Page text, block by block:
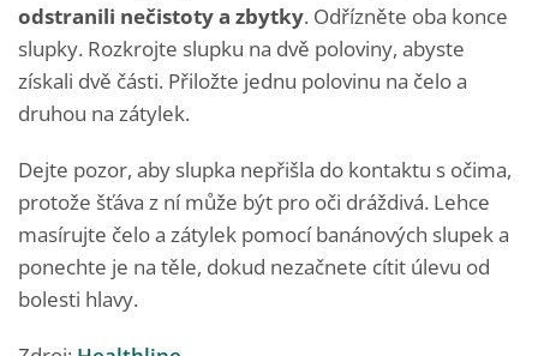
odstranili nečistoty a zbytky. Odřízněte oba konce
slupky. Rozkrojte slupku na dvě poloviny, abyste
získali dvě části. Přiložte jednu polovinu na čelo a
druhou na zátylek.
Dejte pozor, aby slupka nepřišla do kontaktu s očima,
protože šťáva z ní může být pro oči dráždivá. Lehce
masírujte čelo a zátylek pomocí banánových slupek a
ponechte je na těle, dokud nezačnete cítit úlevu od
bolesti hlavy.